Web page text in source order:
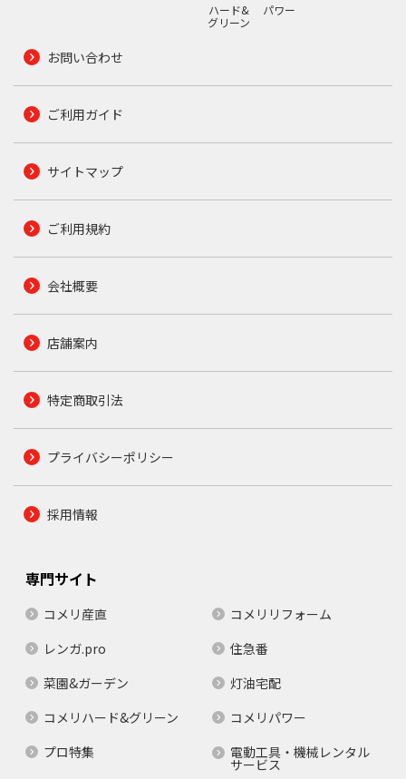
ハード&
グリーン
パワー
お問い合わせ
ご利用ガイド
サイトマップ
ご利用規約
会社概要
店舗案内
特定商取引法
プライバシーポリシー
採用情報
専門サイト
コメリ産直
コメリリフォーム
レンガ.pro
住急番
菜園&ガーデン
灯油宅配
コメリハード&グリーン
コメリパワー
プロ特集
電動工具・機械レンタル
サービス